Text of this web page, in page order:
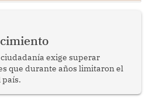
exige superar
que durante años limitaron el